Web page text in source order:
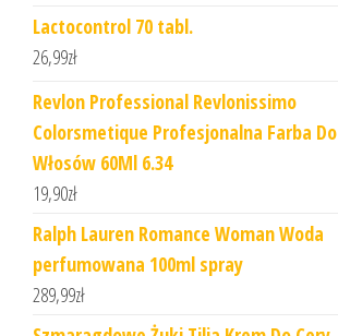
Lactocontrol 70 tabl.
26,99zł
Revlon Professional Revlonissimo
Colorsmetique Profesjonalna Farba Do
Włosów 60Ml 6.34
19,90zł
Ralph Lauren Romance Woman Woda
perfumowana 100ml spray
289,99zł